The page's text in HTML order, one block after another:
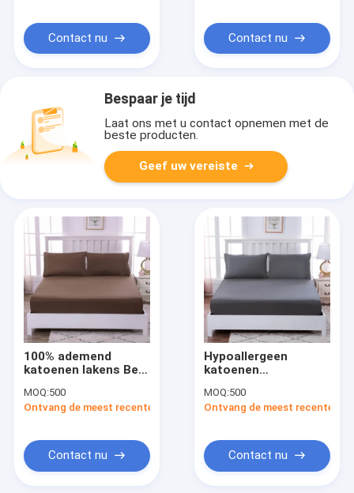
Contact nu Contact nu
Bespaar je tijd
Laat ons met u contact opnemen met de
beste producten.
Geef uw vereiste
100% ademend
katoenen lakens Bed
in blauw groen geel
roze
MOQ:500
Ontvang de meest recente Prijs
Contact nu
Hypoallergeen
katoenen
seizoenen Duurzaam
beddengoed Zachte
MOQ:500
Ontvang de meest recente
Contact nu